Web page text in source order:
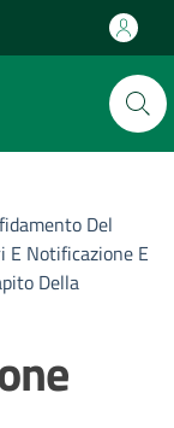
Del
E Notificazione E
Della